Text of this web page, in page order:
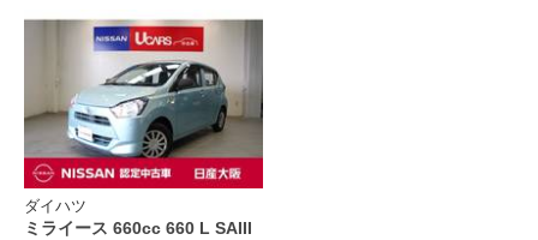
ダイハツ
ミライース 660cc 660 L SAIII